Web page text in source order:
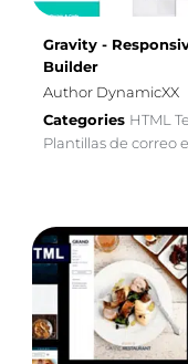
Gravity -
Builder
Author DynamicXX
Categories HTML
Plantillas de correo